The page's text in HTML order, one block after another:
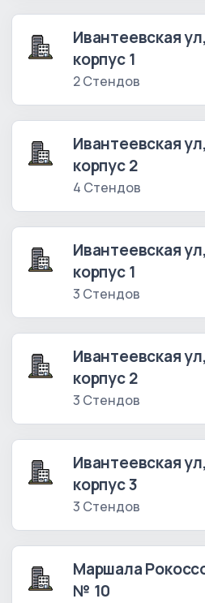
Ивантеевская
корпус 1
2 Стендов
Ивантеевская
корпус 2
4 Стендов
Ивантеевская
корпус 1
3 Стендов
Ивантеевская
корпус 2
3 Стендов
Ивантеевская
корпус 3
3 Стендов
Маршала
№ 10